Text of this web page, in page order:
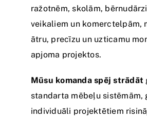
ražotnēm, skolām,
veikaliem un komerctelpām,
ātru, precīzu un uzticamu
apjoma projektos.
Mūsu komanda spēj strādāt
standarta mēbeļu sistēmām,
individuāli projektētiem